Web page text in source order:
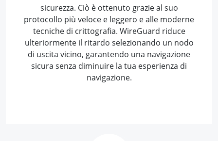
sicurezza. Ciò è ottenuto grazie al suo
protocollo più veloce e leggero e alle moderne
tecniche di crittografia. WireGuard riduce
ulteriormente il ritardo selezionando un nodo
di uscita vicino, garantendo una navigazione
sicura senza diminuire la tua esperienza di
navigazione.